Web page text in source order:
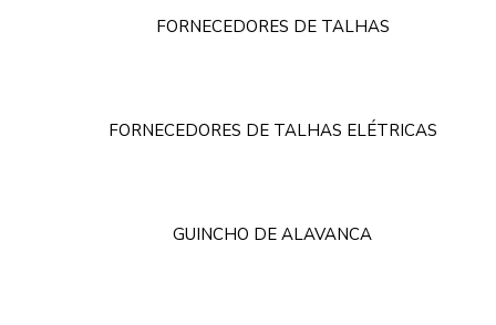
FORNECEDORES DE TALHAS
FORNECEDORES DE TALHAS ELÉTRICAS
GUINCHO DE ALAVANCA